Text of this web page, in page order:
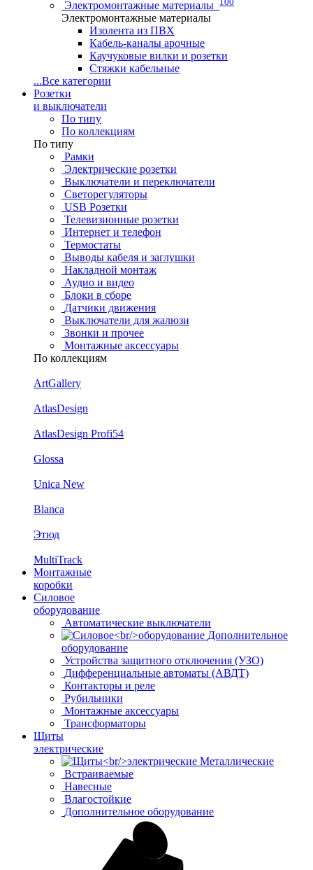
Электромонтажные материалы
Электромонтажные материалы
Изолента из ПВХ
Кабель-каналы арочные
Каучуковые вилки и розетки
Стяжки кабельные
...Все категории
Розетки
и выключатели
По типу
По коллекциям
По типу
Рамки
Электрические розетки
Выключатели и переключатели
Светорегуляторы
USB Розетки
Телевизионные розетки
Интернет и телефон
Термостаты
Выводы кабеля и заглушки
Накладной монтаж
Аудио и видео
Блоки в сборе
Датчики движения
Выключатели для жалюзи
Звонки и прочее
Монтажные аксессуары
По коллекциям
ArtGallery
AtlasDesign
AtlasDesign Profi54
Glossa
Unica New
Blanca
Этюд
MultiTrack
Монтажные
коробки
Силовое
оборудование
Автоматические выключатели
Дополнительное
оборудование
Устройства защитного отключения (УЗО)
Дифференциальные автоматы (АВДТ)
Контакторы и реле
Рубильники
Монтажные аксессуары
Трансформаторы
Щиты
электрические
Металлические
Встраиваемые
Навесные
Влагостойкие
Дополнительное оборудование